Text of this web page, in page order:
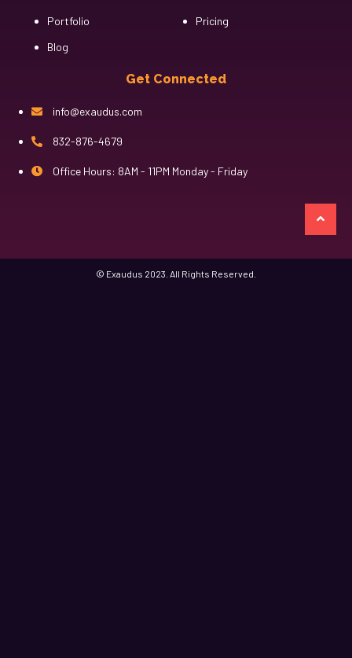
Portfolio
Blog
Pricing
Get Connected
info@exaudus.com
832-876-4679
Office Hours: 8AM - 11PM Monday - Friday
© Exaudus 2023. All Rights Reserved.